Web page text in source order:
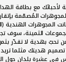
لأحبائك مع بطاقة
المُصمّمة
المجوهرات الهندية
الثمينة، سوف
من تحبّ بهدية لا تقدّر
هديتك مثلما